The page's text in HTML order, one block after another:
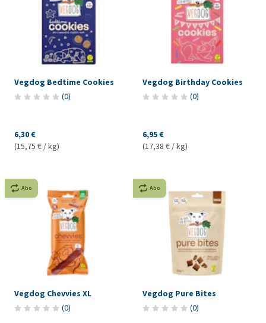
Vegdog Bedtime Cookies
(0)
6,30 €
(15,75 € / kg)
Vegdog Birthday Cookies
(0)
6,95 €
(17,38 € / kg)
Abo
Vegdog Chevvies XL
(0)
Abo
Vegdog Pure Bites
(0)